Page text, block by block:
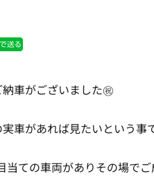
車がございました㊗
車があれば見たいという事
当ての車両がありその場で